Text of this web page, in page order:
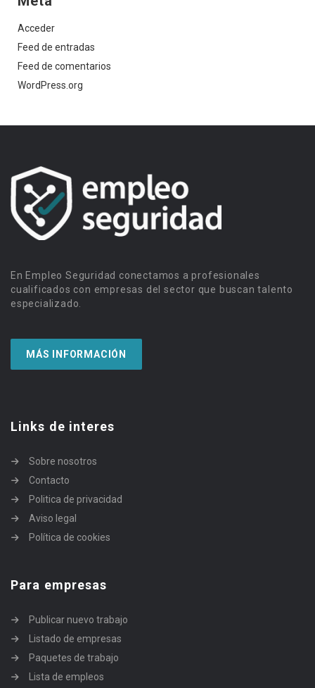
Acceder
Feed de entradas
Feed de comentarios
WordPress.org
En Empleo Seguridad conectamos a profesionales
cualificados con empresas del sector que buscan talento
especializado.
MÁS INFORMACIÓN
Links de interes
Sobre nosotros
Contacto
Politica de privacidad
Aviso legal
Política de cookies
Para empresas
Publicar nuevo trabajo
Listado de empresas
Paquetes de trabajo
Lista de empleos